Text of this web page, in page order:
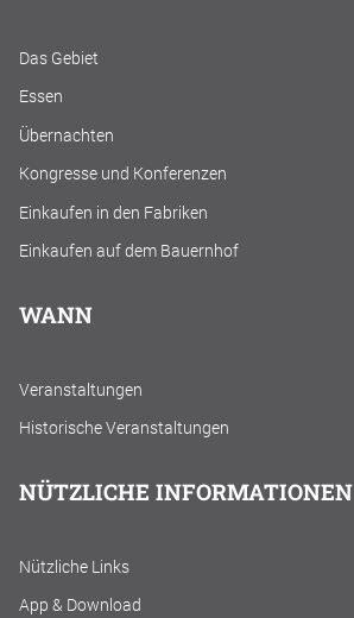
Das Gebiet
Essen
Übernachten
Kongresse und Konferenzen
Einkaufen in den Fabriken
Einkaufen auf dem Bauernhof
WANN
Veranstaltungen
Historische Veranstaltungen
NÜTZLICHE INFORMATIONEN
Nützliche Links
App & Download